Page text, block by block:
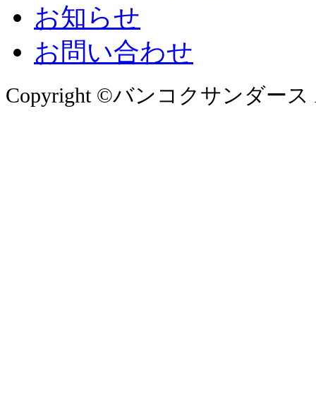
お知らせ
お問い合わせ
Copyright ©バンコクサンダース